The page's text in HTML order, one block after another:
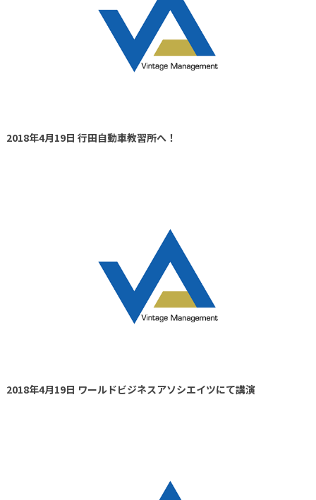
2018年4月19日 行田自動車教習所へ！
2018年4月19日 ワールドビジネスアソシエイツにて講演